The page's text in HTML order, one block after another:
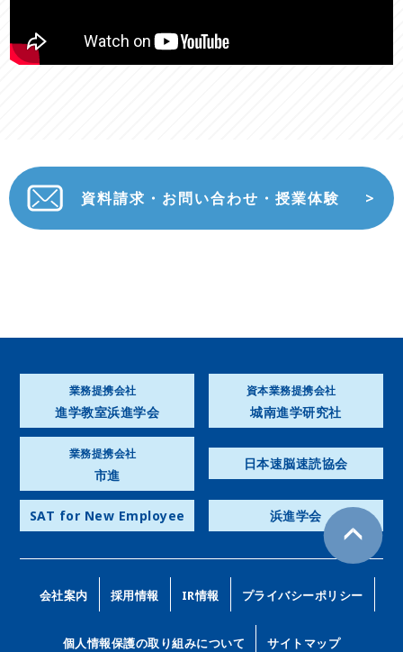
資料請求・お問い合わせ・授業体験
業務提携会社
進学教室浜進学会
資本業務提携会社
城南進学研究社
業務提携会社
市進
日本速脳速読協会
SAT for New Employee 浜進学会
会社案内 採用情報 IR情報 プライバシーポリシー
個人情報保護の取り組みについて サイトマップ